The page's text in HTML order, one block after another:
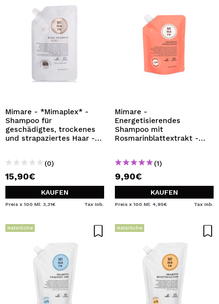
Mimare - *Mimaplex* -
Shampoo für
geschädigtes, trockenes
und strapaziertes Haar -
(0)
15,90€
KAUFEN
Preis x 100 Ml: 3,31€ Tax Inb.
Mimare -
Energetisierendes
Shampoo mit
Rosmarinblattextrakt -
(1)
9,90€
KAUFEN
Preis x 100 Ml: 4,95€ Tax Inb.
Natürliche Natürliche